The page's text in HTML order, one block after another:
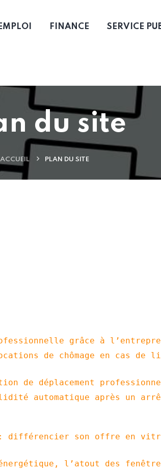
EMPLOI FINANCE SERVICE
du site
ACCUEIL PLAN DU SITE
grâce à
de chômage en cas de
de déplacement
automatique après un
: différencier son offre en
énergétique, l’atout des